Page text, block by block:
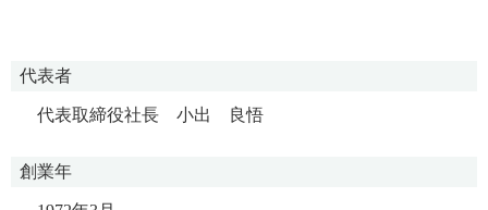
代表者
代表取締役社長 小出 良悟
創業年